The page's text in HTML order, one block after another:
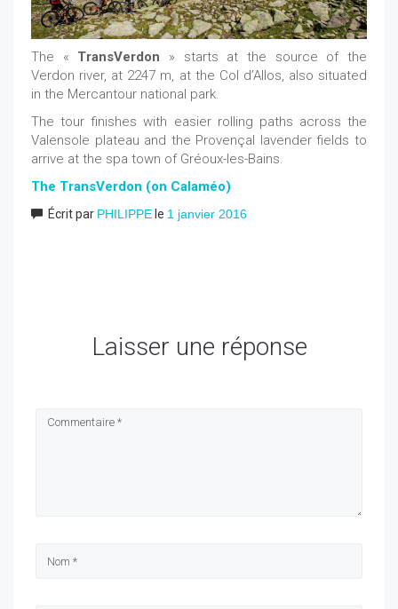
The « TransVerdon » starts at the source of the
Verdon river, at 2247 m, at the Col d’Allos, also situated
in the Mercantour national park.
The tour finishes with easier rolling paths across the
Valensole plateau and the Provençal lavender fields to
arrive at the spa town of Gréoux-les-Bains.
The TransVerdon (on Calaméo)
Écrit par PHILIPPE le 1 janvier 2016
Laisser une réponse